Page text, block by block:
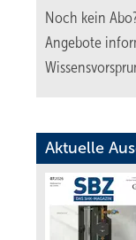
Noch kein
Angebote
Aktuelle